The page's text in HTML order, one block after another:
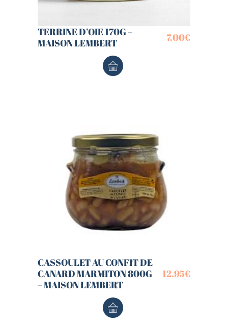
TERRINE D’OIE 170G –
MAISON LEMBERT
7,00€
CASSOULET AU CONFIT DE
CANARD MARMITON 800G
– MAISON LEMBERT
12,95€